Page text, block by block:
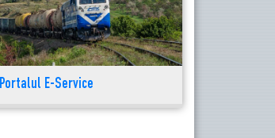
Portalul E-Service